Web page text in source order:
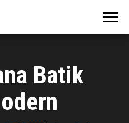
Batik